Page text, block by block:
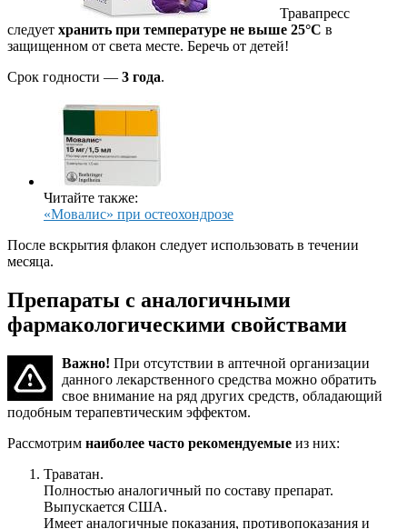
Травапресс
следует хранить при температуре не выше 25°С в
защищенном от света месте. Беречь от детей!
Срок годности — 3 года.
Читайте также:
«Мовалис» при остеохондрозе
После вскрытия флакон следует использовать в течении
месяца.
Препараты с аналогичными
фармакологическими свойствами
Важно! При отсутствии в аптечной организации
данного лекарственного средства можно обратить
свое внимание на ряд других средств, обладающий
подобным терапевтическим эффектом.
Рассмотрим наиболее часто рекомендуемые из них:
Траватан.
Полностью аналогичный по составу препарат.
Выпускается США.
Имеет аналогичные показания, противопоказания и